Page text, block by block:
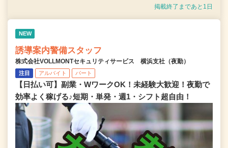
掲載終了まであと1日
NEW
誘導案内警備スタッフ
株式会社VOLLMONTセキュリティサービス 横浜支社（夜勤）
注目 アルバイト パート
【日払い可】副業・WワークOK！未経験大歓迎！夜勤で
効率よく稼げる♪短期・単発・週1・シフト超自由！